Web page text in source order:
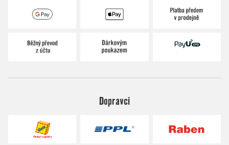
Dopravci